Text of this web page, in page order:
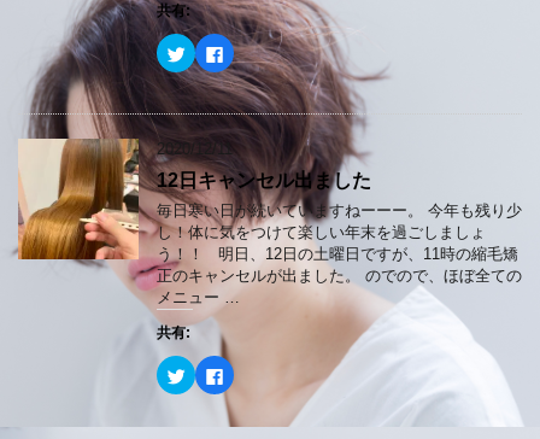
い
ウ
ィ
ン
ド
ウ
で
開
き
ま
す
)
し
て
く
だ
さ
い
(
新
し
い
ウ
ン
ド
ウ
で
開
き
ま
す
共有:
ク
リ
ッ
ク
し
T
w
i
t
t
e
r
で
共
有
(
新
し
い
ウ
ン
ド
F
a
c
e
b
o
o
k
で
共
有
す
る
に
は
ク
リ
ッ
て
く
だ
さ
(
新
2020/12/11
12日キャンセル出ました
毎日寒い日が続いていますねーーー。 今年も残り少
し！体に気をつけて楽しい年末を過ごしましょ
う！！ 明日、12日の土曜日ですが、11時の縮毛矯
正のキャンセルが出ました。 のでので、ほぼ全ての
メニュー …
共有:
ク
リ
F
a
c
e
b